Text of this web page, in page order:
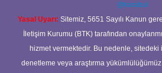
@karabul
Yasal Uyarı: Sitemiz, 5651 Sayılı Kanun
İletişim Kurumu (BTK) tarafından
hizmet vermektedir. Bu nedenle,
denetleme veya araştırma